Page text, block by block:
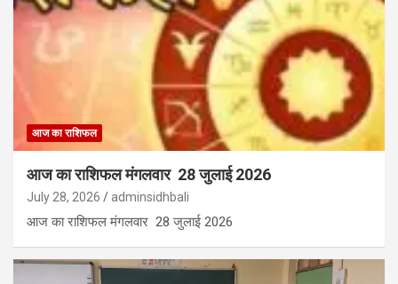
आज का राशिफल
आज का राशिफल मंगलवार 28 जुलाई 2026
July 28, 2026 adminsidhbali
आज का राशिफल मंगलवार 28 जुलाई 2026